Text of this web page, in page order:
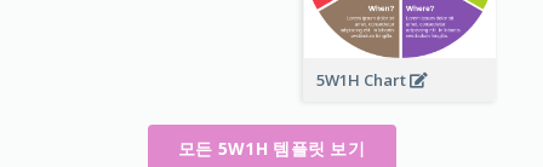
5W1H Chart
모든 5W1H 템플릿 보기